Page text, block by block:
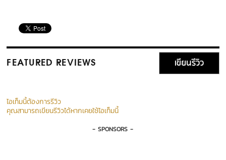
FEATURED REVIEWS เขียนรีวิว
ไอเท็มนี้ต้องการรีวิว
คุณสามารถเขียนรีวิวได้หากเคยใช้ไอเท็มนี้
- SPONSORS -